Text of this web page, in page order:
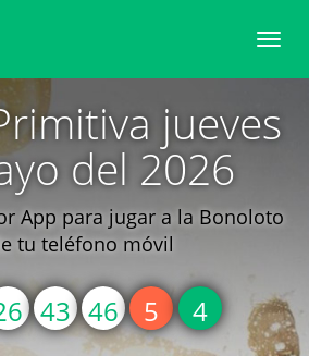
Toggle
jueves
del 2026
App para jugar a la Bonoloto
tu teléfono móvil
43 46 5 4